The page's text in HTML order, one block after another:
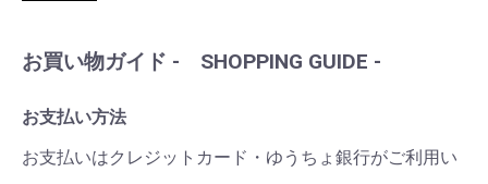
お買い物ガイド - SHOPPING GUIDE -
お支払い方法
お支払いはクレジットカード・ゆうちょ銀行がご利用い